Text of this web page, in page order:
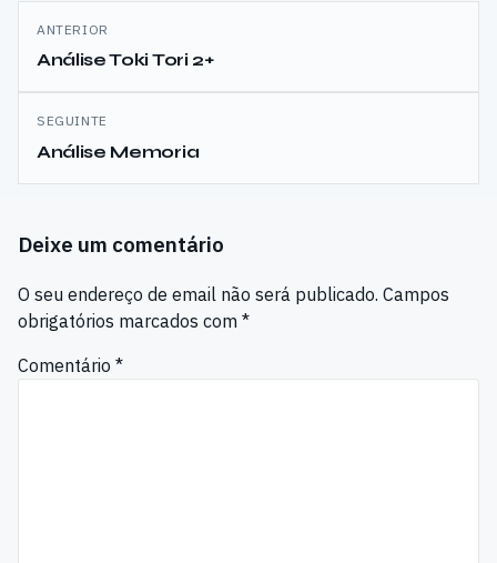
Navegação
de
artigos
ANTERIOR
Análise Toki Tori 2+
SEGUINTE
Análise Memoria
Deixe um comentário
O seu endereço de email não será publicado. Campos
obrigatórios marcados com *
Comentário *